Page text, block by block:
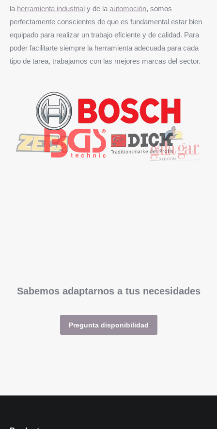
la herramienta industrial y de la automoción, somos
perfectamente conscientes de que es fundamental estar bien
equipado para realizar un trabajo eficiente y de calidad. Para
poder facilitarte siempre la herramienta adecuada para cada
tipo de tarea, trabajamos con las mejores marcas del sector.
Sabemos adaptarnos a tus necesidades
Pregunta disponibilidad